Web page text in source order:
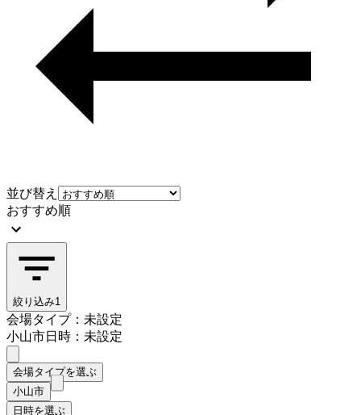
並び替え
おすすめ順
絞り込み1
会場タイプ：未設定
小山市日時：未設定
会場タイプを選ぶ
小山市
日時を選ぶ